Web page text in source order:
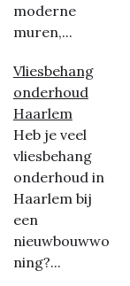
moderne
muren,...
Vliesbehang
onderhoud
Haarlem
Heb je veel
vliesbehang
onderhoud in
Haarlem bij
een
nieuwbouwwo
ning?...